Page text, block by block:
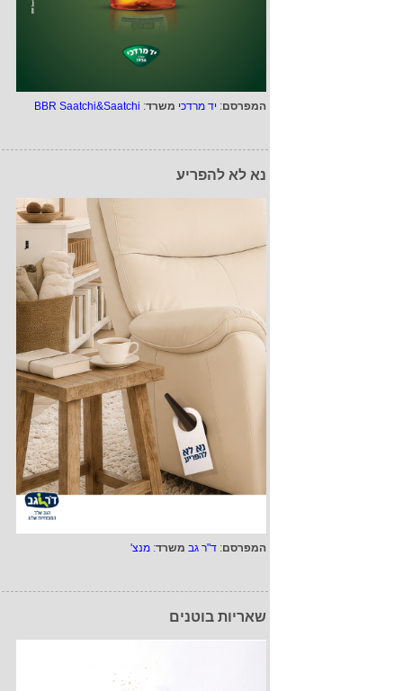
המפרסם: יד מרדכי משרד:
BBR Saatchi&Saatchi
נא לא להפריע
המפרסם: ד"ר גב משרד: מנצ'
שאריות בוטנים